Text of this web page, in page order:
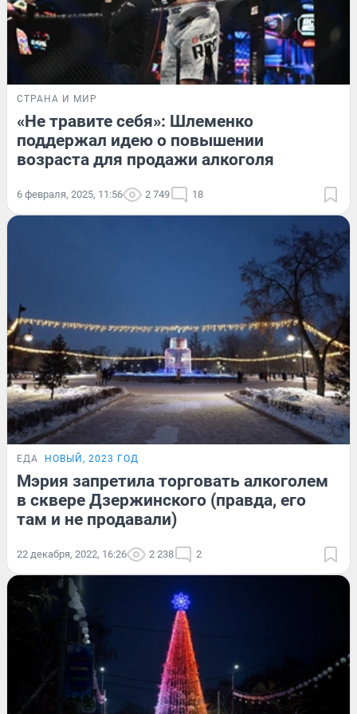
СТРАНА И МИР
«Не травите себя»: Шлеменко
поддержал идею о повышении
возраста для продажи алкоголя
6 февраля, 2025, 11:56 2 749 18
ЕДА НОВЫЙ, 2023 ГОД
Мэрия запретила торговать алкоголем
в сквере Дзержинского (правда, его
там и не продавали)
22 декабря, 2022, 16:26 2 238 2